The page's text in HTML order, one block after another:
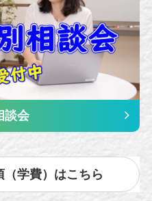
談会
（学費）はこちら